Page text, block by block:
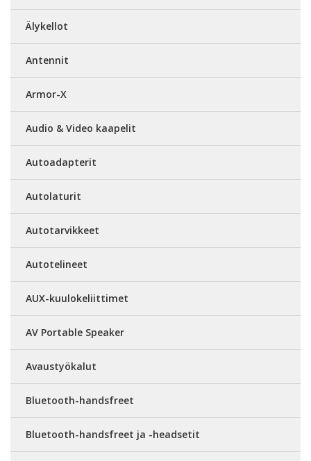
Älykellot
Antennit
Armor-X
Audio & Video kaapelit
Autoadapterit
Autolaturit
Autotarvikkeet
Autotelineet
AUX-kuulokeliittimet
AV Portable Speaker
Avaustyökalut
Bluetooth-handsfreet
Bluetooth-handsfreet ja -headsetit